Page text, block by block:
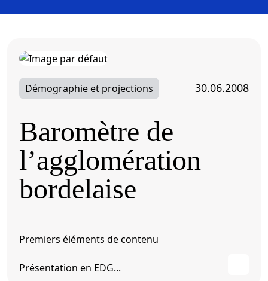
Démographie et projections 30.06.2008
Baromètre de
l’agglomération
bordelaise
Premiers éléments de contenu
Présentation en EDG...